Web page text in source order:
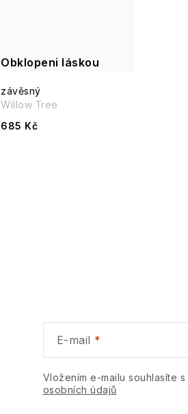
Obklopeni láskou
závěsný
685 Kč
Willow Tree
E-mail
Vložením e-mailu souhlasíte s
osobních údajů